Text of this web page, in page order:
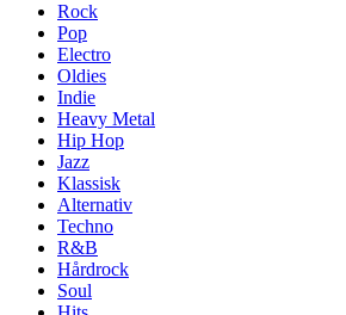
Rock
Pop
Electro
Oldies
Indie
Heavy Metal
Hip Hop
Jazz
Klassisk
Alternativ
Techno
R&B
Hårdrock
Soul